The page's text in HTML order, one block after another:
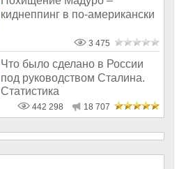
киднеппинг в по-американски
3 475
Что было сделано в России
под руководством Сталина.
Статистика
442 298 18 707